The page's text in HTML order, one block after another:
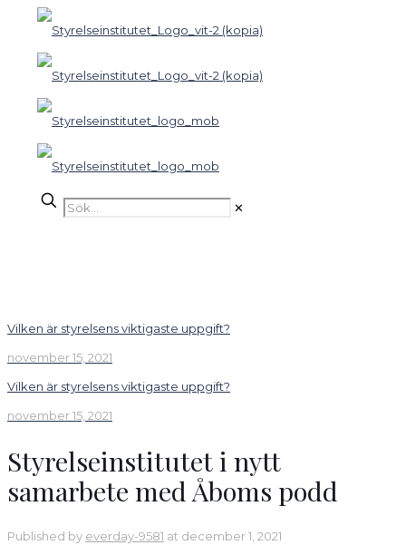
✕
Vilken är styrelsens viktigaste uppgift?
november 15, 2021
Vilken är styrelsens viktigaste uppgift?
november 15, 2021
Styrelseinstitutet i nytt
samarbete med Åboms podd
Published by everday-9581 at december 1, 2021